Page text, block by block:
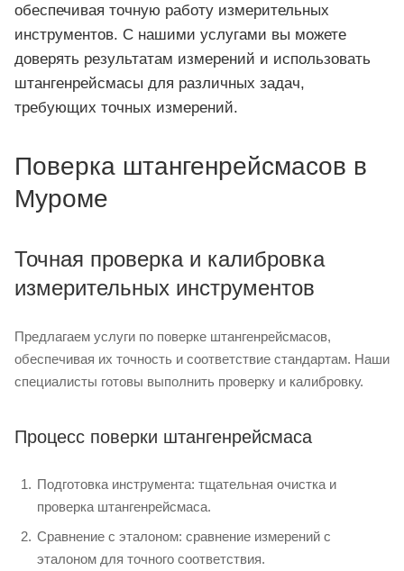
обеспечивая точную работу измерительных
инструментов. С нашими услугами вы можете
доверять результатам измерений и использовать
штангенрейсмасы для различных задач,
требующих точных измерений.
Поверка штангенрейсмасов в
Муроме
Точная проверка и калибровка
измерительных инструментов
Предлагаем услуги по поверке штангенрейсмасов,
обеспечивая их точность и соответствие стандартам. Наши
специалисты готовы выполнить проверку и калибровку.
Процесс поверки штангенрейсмаса
Подготовка инструмента: тщательная очистка и
проверка штангенрейсмаса.
Сравнение с эталоном: сравнение измерений с
эталоном для точного соответствия.